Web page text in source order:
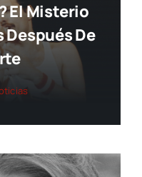
El Misterio
De